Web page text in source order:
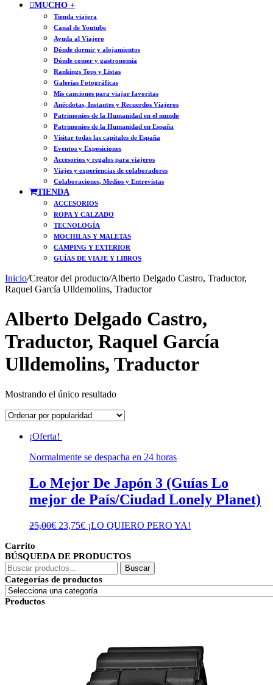
MUCHO +
Tienda viajera
Canal de Youtube
Ayuda al Viajero
Dónde dormir y alojamientos
Dónde comer y gastronomía
Rankings Tops y Listas
Galerías Fotográficas
Mis canciones para viajar favoritas
Anécdotas, Instantes y Recuerdos Viajeros
Patrimonios de la Humanidad en el mundo
Patrimonios de la Humanidad en España
Visitar todas las capitales de España
Eventos y Exposiciones
Accesorios y regalos para viajeros
Viajes y experiencias de colaboradores
Colaboraciones, Medios y Entrevistas
TIENDA
ACCESORIOS
ROPA Y CALZADO
TECNOLOGÍA
MOCHILAS Y MALETAS
CAMPING Y EXTERIOR
GUÍAS DE VIAJE Y LIBROS
Inicio/Creator del producto/Alberto Delgado Castro, Traductor,
Raquel García Ulldemolins, Traductor
Alberto Delgado Castro,
Traductor, Raquel García
Ulldemolins, Traductor
Mostrando el único resultado
¡Oferta!
Normalmente se despacha en 24 horas
Lo Mejor De Japón 3 (Guías Lo
mejor de País/Ciudad Lonely Planet)
25,00€ El
era:
25,00€.
23,75€El
es:
¡LO QUIERO PERO YA!
Carrito
BÚSQUEDA DE PRODUCTOS
Buscar
por:
Buscar
Categorías de productos
Productos